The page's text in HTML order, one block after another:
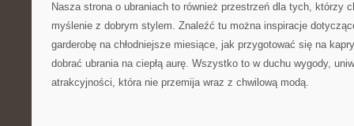
Nasza strona o ubraniach to również przestrzeń dla tych, którzy
myślenie z dobrym stylem. Znaleźć tu można inspiracje
garderobę na chłodniejsze miesiące, jak przygotować się na
dobrać ubrania na ciepłą aurę. Wszystko to w duchu wygody,
atrakcyjności, która nie przemija wraz z chwilową modą.